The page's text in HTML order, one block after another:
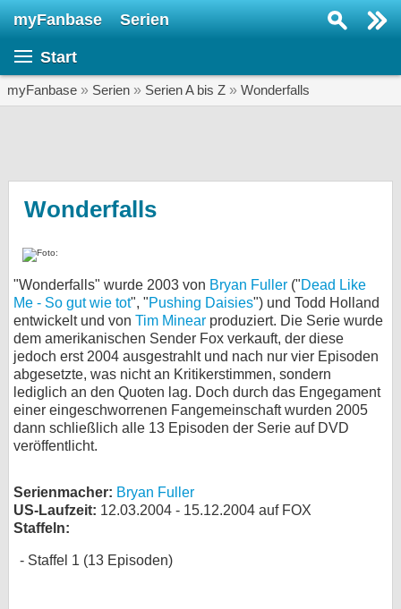
myFanbase Serien
Start
myFanbase » Serien » Serien A bis Z » Wonderfalls
Wonderfalls
"Wonderfalls" wurde 2003 von Bryan Fuller ("Dead Like
Me - So gut wie tot", "Pushing Daisies") und Todd Holland
entwickelt und von Tim Minear produziert. Die Serie wurde
dem amerikanischen Sender Fox verkauft, der diese
jedoch erst 2004 ausgestrahlt und nach nur vier Episoden
abgesetzte, was nicht an Kritikerstimmen, sondern
lediglich an den Quoten lag. Doch durch das Engegament
einer eingeschworrenen Fangemeinschaft wurden 2005
dann schließlich alle 13 Episoden der Serie auf DVD
veröffentlicht.
Serienmacher: Bryan Fuller
US-Laufzeit: 12.03.2004 - 15.12.2004 auf FOX
Staffeln:
Staffel 1 (13 Episoden)
SERIEN
Specials
SERVICE
Gewinnspiele
Forum
bei X